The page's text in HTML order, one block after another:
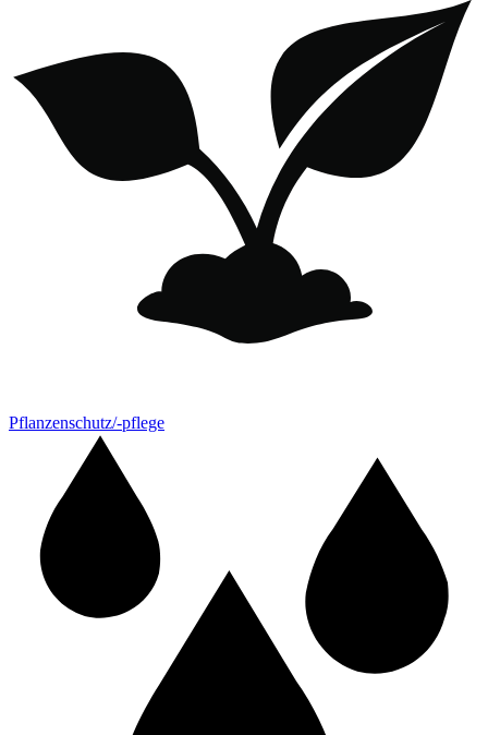
Pflanzenschutz/-pflege